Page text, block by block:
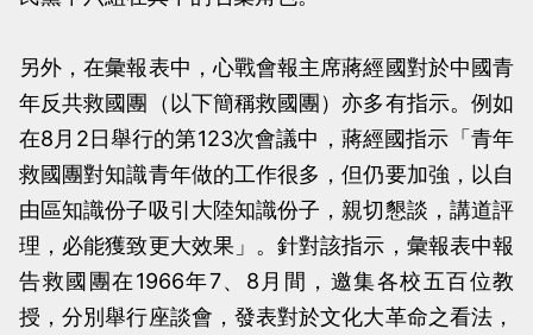
另外，在彙報表中，心戰會報主席蔣經國對於中國青
年反共救國團（以下簡稱救國團）亦多有指示。例如
在8月2日舉行的第123次會議中，蔣經國指示「青年
救國團對知識青年做的工作很多，但仍要加強，以自
由區知識份子吸引大陸知識份子，親切懇談，講道評
理，必能獲致更大效果」。針對該指示，彙報表中報
告救國團在1966年7、8月間，邀集各校五百位教
授，分別舉行座談會，發表對於文化大革命之看法，